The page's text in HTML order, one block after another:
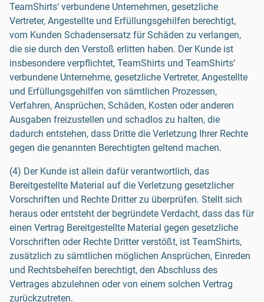
TeamShirts‘ verbundene Unternehmen, gesetzliche
Vertreter, Angestellte und Erfüllungsgehilfen berechtigt,
vom Kunden Schadensersatz für Schäden zu verlangen,
die sie durch den Verstoß erlitten haben. Der Kunde ist
insbesondere verpflichtet, TeamShirts und TeamShirts‘
verbundene Unternehme, gesetzliche Vertreter, Angestellte
und Erfüllungsgehilfen von sämtlichen Prozessen,
Verfahren, Ansprüchen, Schäden, Kosten oder anderen
Ausgaben freizustellen und schadlos zu halten, die
dadurch entstehen, dass Dritte die Verletzung Ihrer Rechte
gegen die genannten Berechtigten geltend machen.
(4) Der Kunde ist allein dafür verantwortlich, das
Bereitgestellte Material auf die Verletzung gesetzlicher
Vorschriften und Rechte Dritter zu überprüfen. Stellt sich
heraus oder entsteht der begründete Verdacht, dass das für
einen Vertrag Bereitgestellte Material gegen gesetzliche
Vorschriften oder Rechte Dritter verstößt, ist TeamShirts,
zusätzlich zu sämtlichen möglichen Ansprüchen, Einreden
und Rechtsbehelfen berechtigt, den Abschluss des
Vertrages abzulehnen oder von einem solchen Vertrag
zurückzutreten.